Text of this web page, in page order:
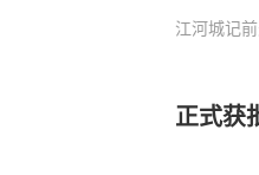
江河城记
正式获